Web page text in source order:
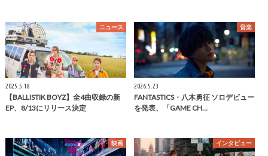
ニュース
2025.5.18
【BALLISTIK BOYZ】全4曲収録の新
EP、8/13にリリース決定
音楽
2026.5.23
FANTASTICS・八木勇征 ソロデビュー
を発表、「GAME CH…
映画 インタビュー